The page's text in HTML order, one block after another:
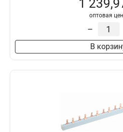
1
оптовая
–
В